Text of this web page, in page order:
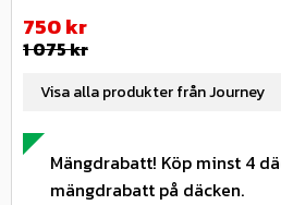
Mängdrabatt! Köp minst 4
mängdrabatt på däcken.
Nedsatt pris:
750kr
Ordinarie pris:
1 075kr
Visa alla produkter från Journey